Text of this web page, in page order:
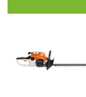
Nejdražší